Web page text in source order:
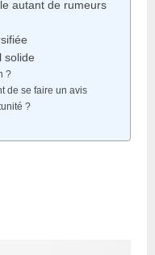
autant de rumeurs
solide
?
de se faire un avis
?